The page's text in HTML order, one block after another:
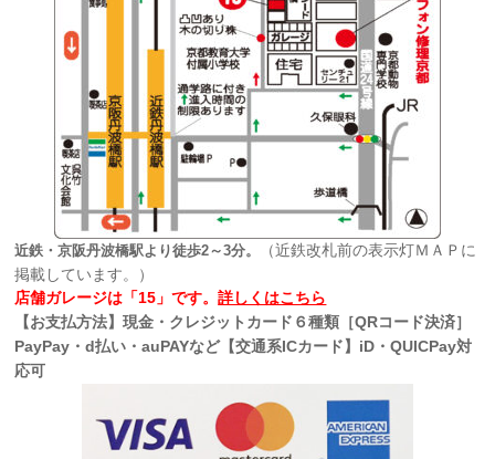
近鉄・京阪丹波橋駅より徒歩2～3分。
（近鉄改札前の表示灯ＭＡＰに
掲載しています。）
店舗ガレージは「15」です。詳しくはこちら
【お支払方法】現金・クレジットカード６種類［QRコード決済］
PayPay・d払い・auPAYなど【交通系ICカード】iD・QUICPay対
応可